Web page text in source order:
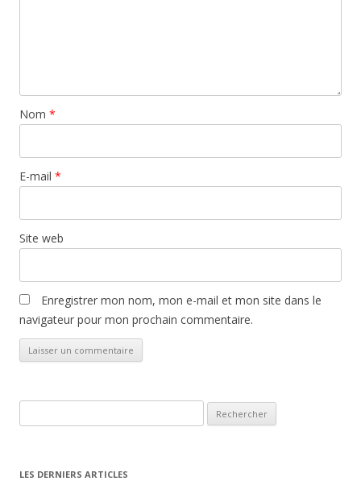
Nom *
E-mail *
Site web
Enregistrer mon nom, mon e-mail et mon site dans le
navigateur pour mon prochain commentaire.
LES DERNIERS ARTICLES